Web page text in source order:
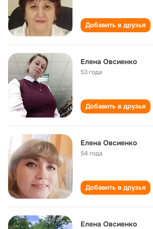
Добавить в друзья
Елена Овсиенко
53 года
Добавить в друзья
Елена Овсиенко
54 года
Добавить в друзья
Елена Овсиенко